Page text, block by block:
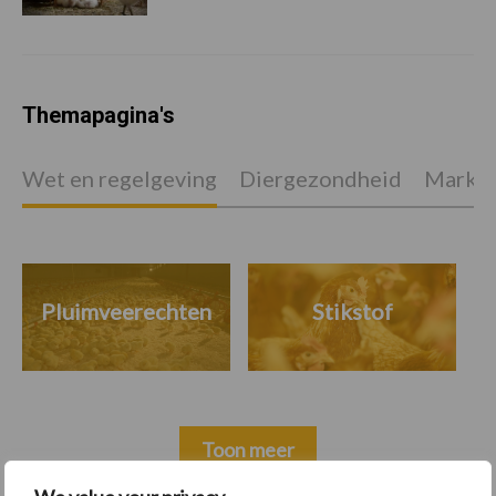
Themapagina's
Wet en regelgeving Diergezondheid
Pluimveerechten Stikstof
Toon meer